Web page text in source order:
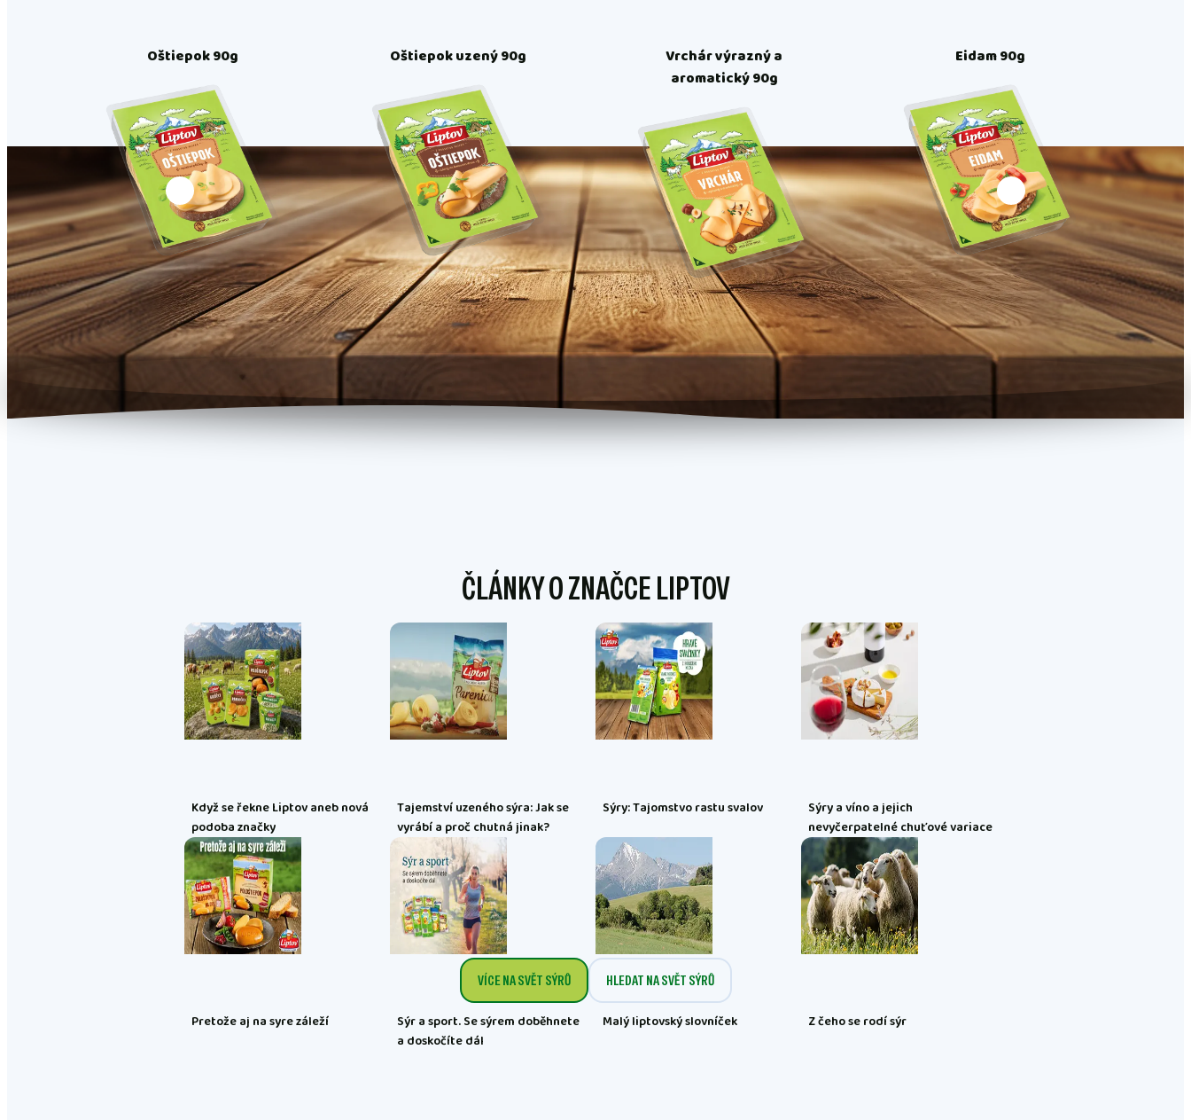
Oštiepok 90g Oštiepok uzený 90g
Vrchár výrazný a
aromatický 90g
Eidam 90g
ČLÁNKY O ZNAČCE LIPTOV
Když se řekne Liptov aneb nová
podoba značky
Tajemství uzeného sýra: Jak se
vyrábí a proč chutná jinak?
Sýry: Tajomstvo rastu svalov
Sýry a víno a jejich
nevyčerpatelné chuťové variace
Pretože aj na syre záleží
Sýr a sport. Se sýrem doběhnete
a doskočíte dál
Malý liptovský slovníček Z čeho se rodí sýr
VÍCE NA SVĚT SÝRŮ HLEDAT NA SVĚT SÝRŮ